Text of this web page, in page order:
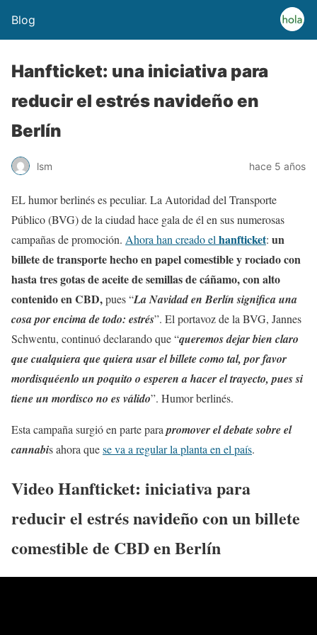
Blog
Hanfticket: una iniciativa para
reducir el estrés navideño en
Berlín
lsm hace 5 años
EL humor berlinés es peculiar. La Autoridad del Transporte
Público (BVG) de la ciudad hace gala de él en sus numerosas
campañas de promoción. Ahora han creado el hanfticket: un
billete de transporte hecho en papel comestible y rociado con
hasta tres gotas de aceite de semillas de cáñamo, con alto
contenido en CBD,pues “La Navidad en Berlín significa una
cosa por encima de todo: estrés”. El portavoz de la BVG, Jannes
Schwentu, continuó declarando que “queremos dejar bien claro
que cualquiera que quiera usar el billete como tal, por favor
mordisquéenlo un poquito o esperen a hacer el trayecto, pues si
tiene un mordisco no es válido”. Humor berlinés.
Esta campaña surgió en parte para promover el debate sobre el
cannabis ahora quese va a regular la planta en el país.
Video Hanfticket: iniciativa para
reducir el estrés navideño con un billete
comestible de CBD en Berlín